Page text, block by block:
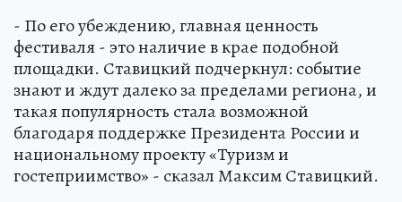
- По его убеждению, главная ценность
фестиваля - это наличие в крае подобной
площадки. Ставицкий подчеркнул: событие
знают и ждут далеко за пределами региона, и
такая популярность стала возможной
благодаря поддержке Президента России и
национальному проекту «Туризм и
гостеприимство» - сказал Максим Ставицкий.